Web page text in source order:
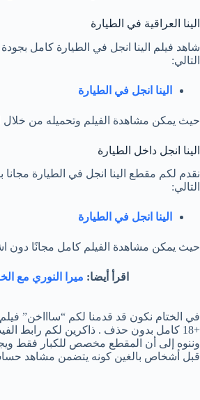
الينا العراقية في الطيارة
شاهد فيلم الينا انجل في الطيارة كامل
التالي:
الينا انجل في الطيارة
حيث يمكن مشاهدة الفيلم وتحميله من خلال
الينا انجل داخل الطيارة
نقدم لكم مقطع الينا انجل في الطيارة مجانا
التالي:
الينا انجل في الطيارة
حيث يمكن مشاهدة الفيلم كامل مجانًا دون
اقرأ أيضا: ميرا النوري مع
في الختام نكون قد قدمنا لكم “ساااخن” فيلم
+18 كامل بدون حذف . ذاكرين لكم رابط
وننوه إلى أن المقطع مخصص للكبار فقط
قبل أشخاص بالغين كونه يتضمن مشاهد